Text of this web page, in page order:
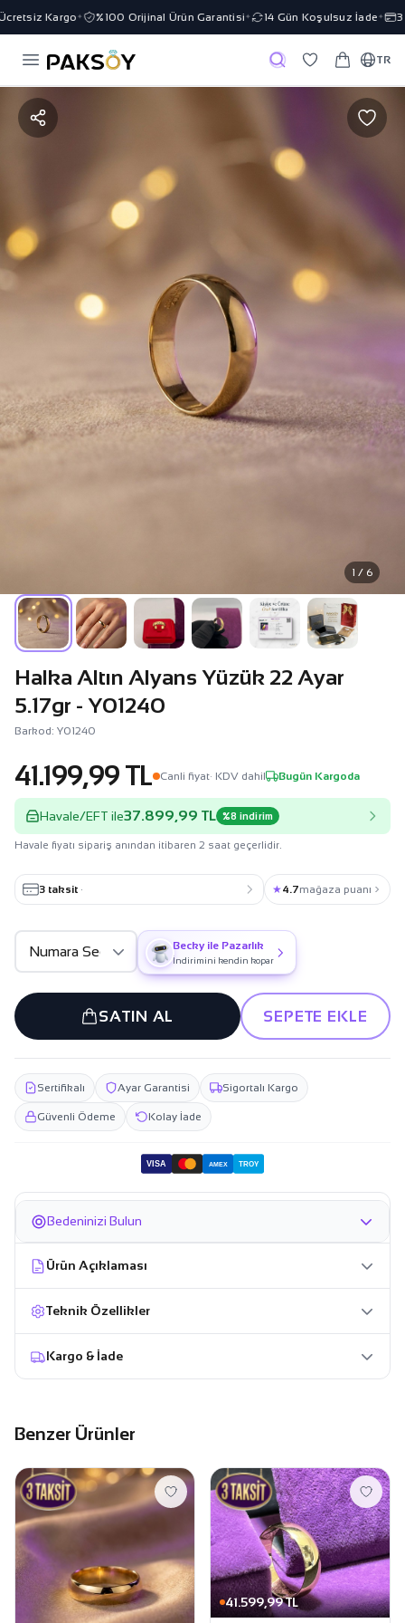
Kargo✦ %100 Orijinal Ürün Garantisi✦ 14 Gün Koşulsuz İade✦ 3
TR
1 / 6
Halka Altın Alyans Yüzük 22 Ayar
5.17gr - Y01240
Barkod: Y01240
41.199,99 TL Canli fiyat· KDV dahil Bugün Kargoda
Havale/EFT ile37.899,99 TL %8 indirim
Havale fiyatı sipariş anından itibaren 2 saat geçerlidir.
3 taksit · ★4.7mağaza puanı
Becky ile Pazarlık
İndirimini kendin kopar
SATIN AL SEPETE EKLE
Sertifikalı Ayar Garantisi Sigortalı Kargo
Güvenli Ödeme Kolay İade
VISA AMEX TROY
Bedeninizi Bulun
Ürün Açıklaması
Teknik Özellikler
Kargo & İade
Benzer Ürünler
41.599,99 TL